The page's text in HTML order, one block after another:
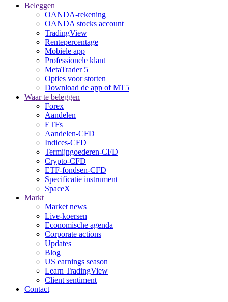
Beleggen
OANDA-rekening
OANDA stocks account
TradingView
Rentepercentage
Mobiele app
Professionele klant
MetaTrader 5
Opties voor storten
Download de app of MT5
Waar te beleggen
Forex
Aandelen
ETFs
Aandelen-CFD
Indices-CFD
Termijngoederen-CFD
Crypto-CFD
ETF-fondsen-CFD
Specificatie instrument
SpaceX
Markt
Market news
Live-koersen
Economische agenda
Corporate actions
Updates
Blog
US earnings season
Learn TradingView
Client sentiment
Contact